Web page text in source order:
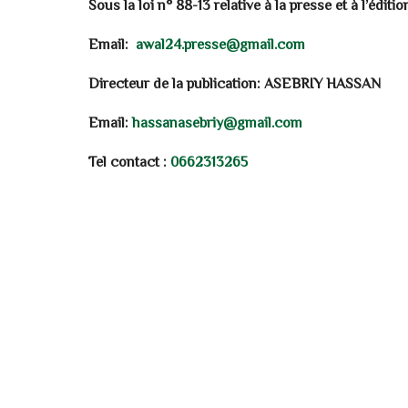
Sous la loi n° 88-13 relative à la presse et à
Email: awal24.presse@gmail.com
Directeur de la publication: ASEBRIY HASSAN
Email:hassanasebriy@gmail.com
Tel contact : 0662313265